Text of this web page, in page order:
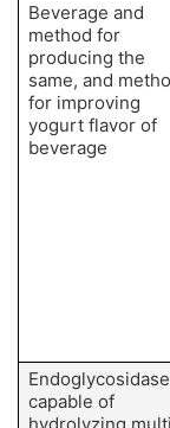
Beverage and
method for
producing the
same, and
for improving
yogurt flavor of
beverage
Endoglycosidase
capable of